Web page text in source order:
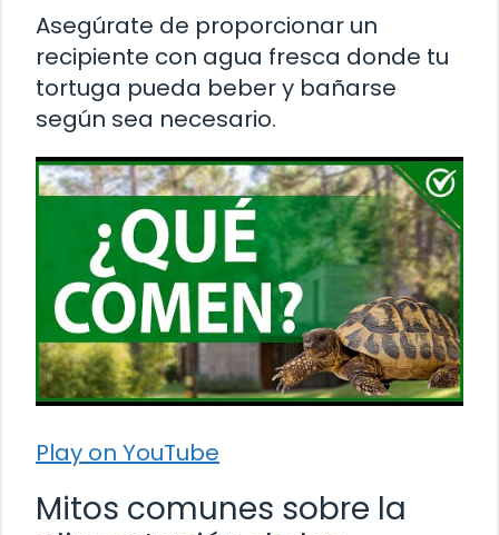
Asegúrate de proporcionar un
recipiente con agua fresca donde tu
tortuga pueda beber y bañarse
según sea necesario.
Play on YouTube
Mitos comunes sobre la